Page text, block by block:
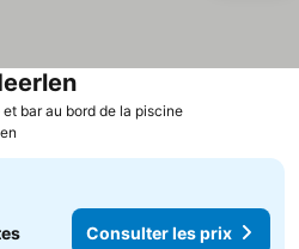
bar au bord de la piscineConsulter
Consulter les prix
Consulter les prix